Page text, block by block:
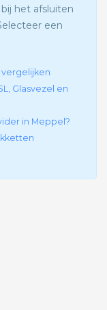
het afsluiten
een
Glasvezel en
in Meppel?